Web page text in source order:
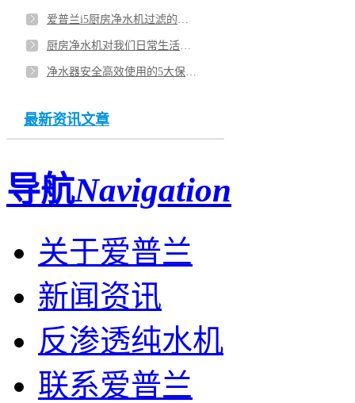
最新资讯文章
导航Navigation
关于爱普兰
新闻资讯
反渗透纯水机
联系爱普兰